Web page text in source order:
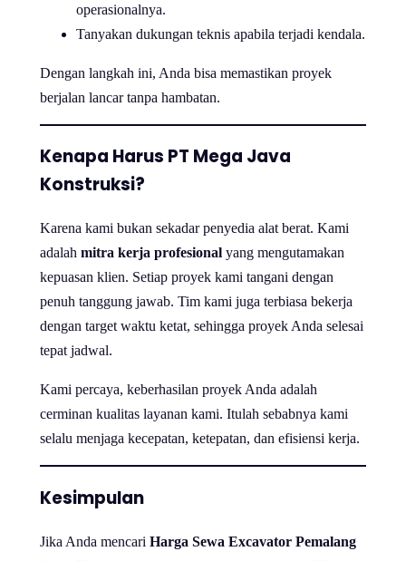
operasionalnya.
Tanyakan dukungan teknis apabila terjadi kendala.
Dengan langkah ini, Anda bisa memastikan proyek
berjalan lancar tanpa hambatan.
Kenapa Harus PT Mega Java
Konstruksi?
Karena kami bukan sekadar penyedia alat berat. Kami
adalah mitra kerja profesional yang mengutamakan
kepuasan klien. Setiap proyek kami tangani dengan
penuh tanggung jawab. Tim kami juga terbiasa bekerja
dengan target waktu ketat, sehingga proyek Anda selesai
tepat jadwal.
Kami percaya, keberhasilan proyek Anda adalah
cerminan kualitas layanan kami. Itulah sebabnya kami
selalu menjaga kecepatan, ketepatan, dan efisiensi kerja.
Kesimpulan
Jika Anda mencari Harga Sewa Excavator Pemalang